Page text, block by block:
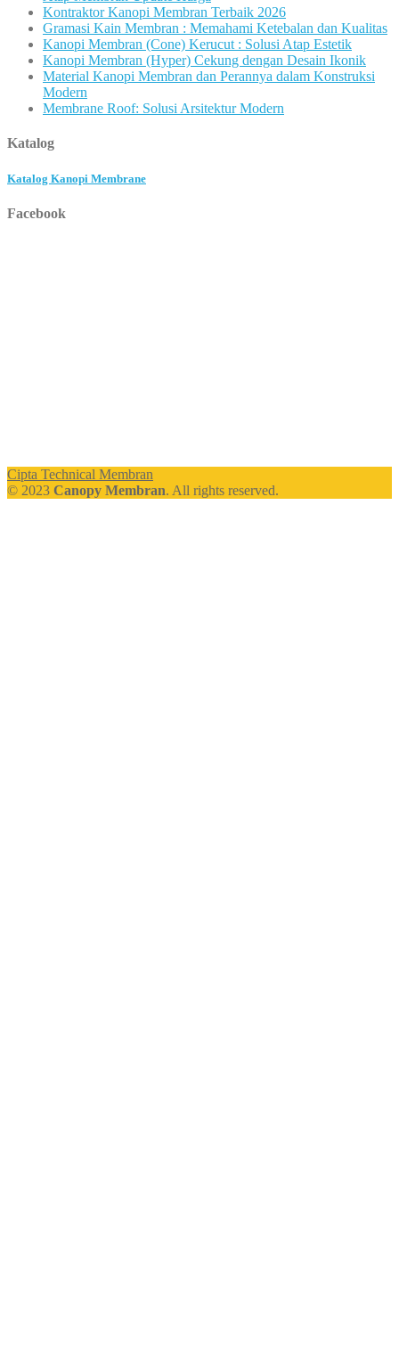
Kontraktor Kanopi Membran Terbaik 2026
Gramasi Kain Membran : Memahami Ketebalan dan Kualitas
Kanopi Membran (Cone) Kerucut : Solusi Atap Estetik
Kanopi Membran (Hyper) Cekung dengan Desain Ikonik
Material Kanopi Membran dan Perannya dalam Konstruksi
Modern
Membrane Roof: Solusi Arsitektur Modern
Katalog
Katalog Kanopi Membrane
Facebook
Cipta Technical Membran
© 2023 Canopy Membran. All rights reserved.